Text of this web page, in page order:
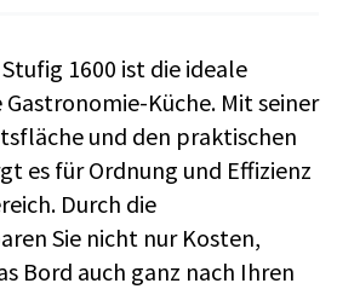
1600 ist die ideale
Küche. Mit seiner
und den praktischen
es für Ordnung und Effizienz
Durch die
Sie nicht nur Kosten,
Bord auch ganz nach Ihren